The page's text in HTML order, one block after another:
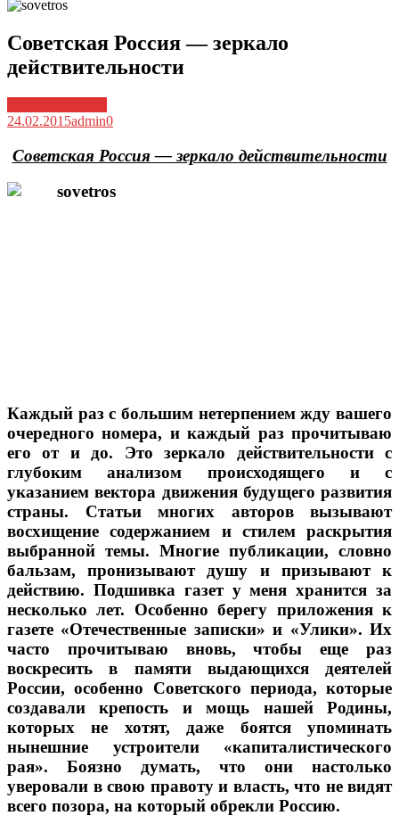
Советская Россия — зеркало
действительности
24.02.2015admin0
Советская Россия — зеркало действительности
Каждый раз с большим нетерпением жду вашего
очередного номера, и каждый раз прочитываю
его от и до. Это зеркало действительности с
глубоким анализом происходящего и с
указанием вектора движения будущего развития
страны. Статьи многих авторов вызывают
восхищение содержанием и стилем раскрытия
выбранной темы. Многие публикации, словно
бальзам, пронизывают душу и призывают к
действию. Подшивка газет у меня хранится за
несколько лет. Особенно берегу приложения к
газете «Отечественные записки» и «Улики». Их
часто прочитываю вновь, чтобы еще раз
воскресить в памяти выдающихся деятелей
России, особенно Советского периода, которые
создавали крепость и мощь нашей Родины,
которых не хотят, даже боятся упоминать
нынешние устроители «капиталистического
рая». Боязно думать, что они настолько
уверовали в свою правоту и власть, что не видят
всего позора, на который обрекли Россию.